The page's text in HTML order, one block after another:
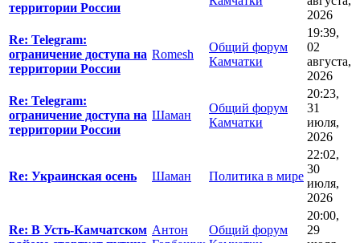
территории России
2026
Re: Telegram:
ограничение доступа на
территории России
Romesh
Общий форум
Камчатки
19:39,
02
августа,
2026
Re: Telegram:
ограничение доступа на
территории России
Шаман
Общий форум
Камчатки
20:23,
31
июля,
2026
Re: Украинская осень Шаман Политика в мире
22:02,
30
июля,
2026
Re: В Усть-Камчатском Антон
Общий форум
20:00,
29